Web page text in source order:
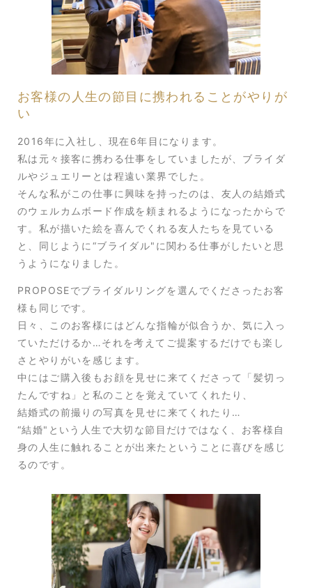
お客様の人生の節目に携われることがやりが
い
2016年に入社し、現在6年目になります。
私は元々接客に携わる仕事をしていましたが、ブライダ
ルやジュエリーとは程遠い業界でした。
そんな私がこの仕事に興味を持ったのは、友人の結婚式
のウェルカムボード作成を頼まれるようになったからで
す。私が描いた絵を喜んでくれる友人たちを見ている
と、同じように“ブライダル"に関わる仕事がしたいと思
うようになりました。
PROPOSEでブライダルリングを選んでくださったお客
様も同じです。
日々、このお客様にはどんな指輪が似合うか、気に入っ
ていただけるか…それを考えてご提案するだけでも楽し
さとやりがいを感じます。
中にはご購入後もお顔を見せに来てくださって「髪切っ
たんですね」と私のことを覚えていてくれたり、
結婚式の前撮りの写真を見せに来てくれたり…
“結婚"という人生で大切な節目だけではなく、お客様自
身の人生に触れることが出来たということに喜びを感じ
るのです。